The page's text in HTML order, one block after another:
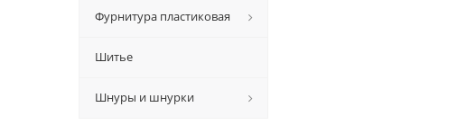
Фурнитура пластиковая
Шитье
Шнуры и шнурки